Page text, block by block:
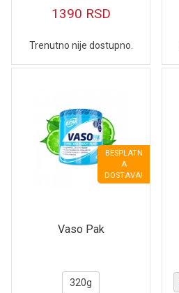
1390 RSD
Trenutno nije dostupno.
BESPLATN
A
DOSTAVA!
Vaso Pak
320g